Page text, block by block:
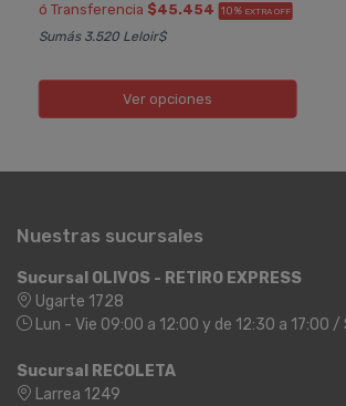
ó Transferencia $45.454 10% EXTRA OFF
Sumás 3.520 Leloir$
Ver opciones
Nuestras sucursales
Sucursal OLIVOS - RETIRO EXPRESS
Ugarte 1728
Lun - Vie 09:00 a 12:00 y de 12:30 a 17:00
Sucursal RECOLETA
Larrea 1249